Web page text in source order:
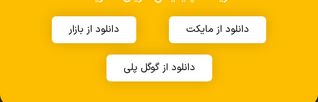
دانلود از مایکت دانلود از بازار
دانلود از گوگل پلی